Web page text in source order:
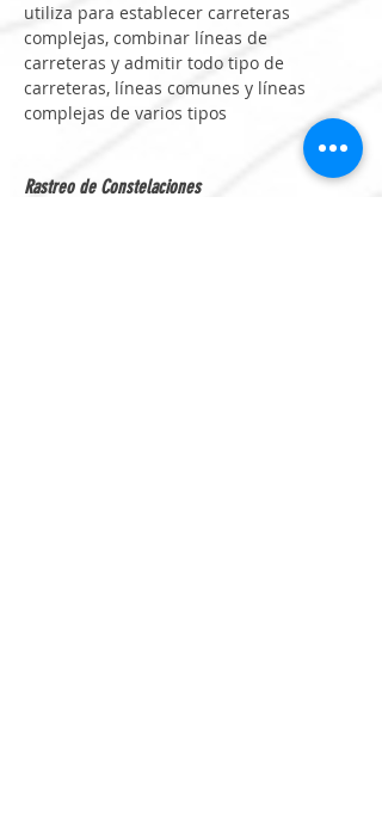
utiliza para establecer carreteras
complejas, combinar líneas de
carreteras y admitir todo tipo de
carreteras, líneas comunes y líneas
complejas de varios tipos
Rastreo de Constelaciones